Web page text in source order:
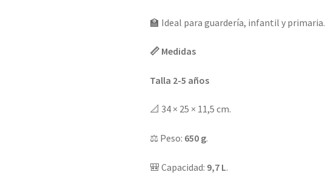
🏫 Ideal para guardería, infantil y primaria.
📏 Medidas
Talla 2-5 años
📐 34 × 25 × 11,5 cm.
⚖️ Peso: 650 g.
🎒 Capacidad: 9,7 L.